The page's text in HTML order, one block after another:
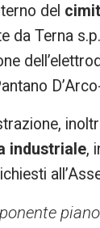
del
da Terna
industriale,